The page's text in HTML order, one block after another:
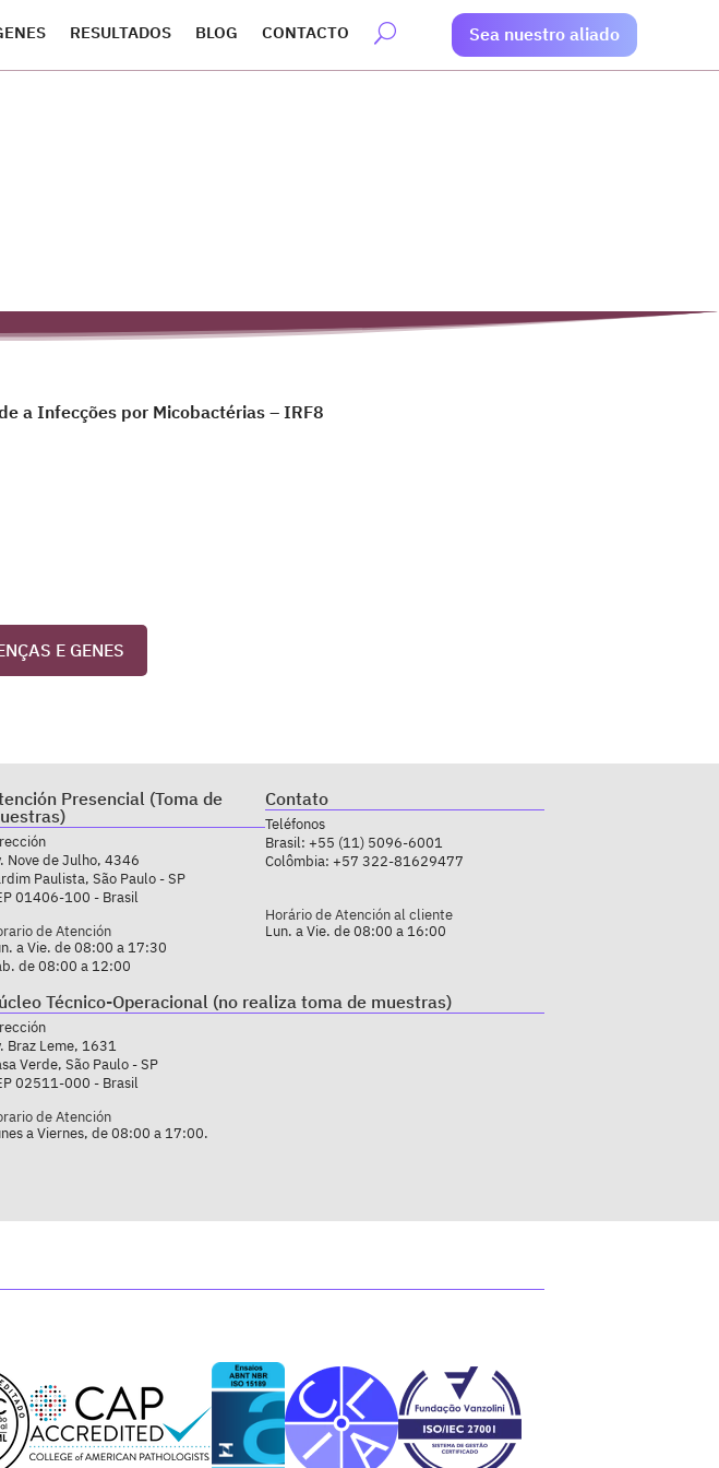
RESULTADOS BLOG CONTACTO Sea nuestro aliado
a Infecções por Micobactérias – IRF8
E GENES
Presencial (Toma de
Nove de Julho, 4346
Paulista, São Paulo - SP
01406-100 - Brasil
de Atención
a Vie. de 08:00 a 17:30
de 08:00 a 12:00
Horário de Atención al cliente
Lun. a Vie. de 08:00 a 16:00
Contato
Teléfonos
Brasil: +55 (11) 5096-6001
Colômbia: +57 322-81629477
Técnico-Operacional (no realiza toma de muestras)
Braz Leme, 1631
Verde, São Paulo - SP
02511-000 - Brasil
de Atención
a Viernes, de 08:00 a 17:00.